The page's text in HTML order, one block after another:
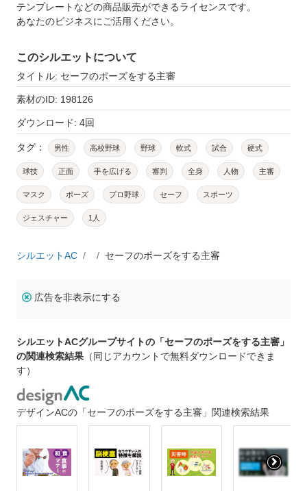
テンプレートなどの商品販売ができるライセンスです。
あなたのビジネスにご活用ください。
このシルエットについて
タイトル: セーフのポーズをする主審
素材のID: 198126
ダウンロード: 4回
タグ： 男性 高校野球 野球 軟式 試合 硬式
球技 正面 手を広げる 審判 全身 人物 主審
マスク ポーズ プロ野球 セーフ スポーツ
ジェスチャー 1人
シルエットAC セーフのポーズをする主審
広告を非表示にする
シルエットACグループサイトの「セーフのポーズをする主審」
の関連検索結果 （同じアカウントで無料ダウンロードできま
す）
デザインACの「セーフのポーズをする主審」関連検索結果